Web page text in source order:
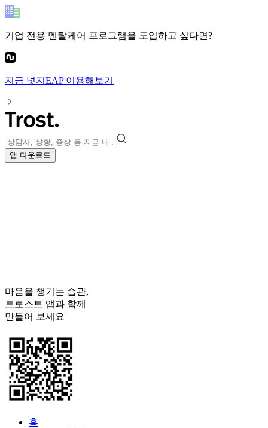
기업 전용 멘탈케어 프로그램을 도입하고 싶다면?
지금 넛지EAP이용해보기
앱 다운로드
마음을 챙기는 습관,
트로스트 앱과 함께
만들어 보세요
홈